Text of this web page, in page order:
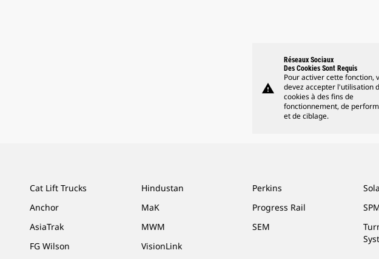
warning
Réseaux Sociaux
Des Cookies Sont Requis
Pour activer cette fonction,
devez accepter l'utilisation
cookies à des fins de
fonctionnement, de
et de ciblage.
Cat Lift Trucks
Anchor
AsiaTrak
FG Wilson
Hindustan
MaK
MWM
VisionLink
Perkins
Progress Rail
SEM